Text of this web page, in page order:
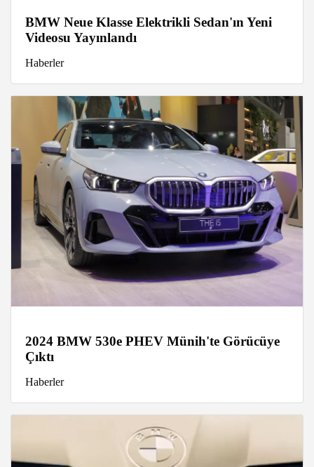
BMW Neue Klasse Elektrikli Sedan'ın Yeni
Videosu Yayınlandı
Haberler
2024 BMW 530e PHEV Münih'te Görücüye
Çıktı
Haberler